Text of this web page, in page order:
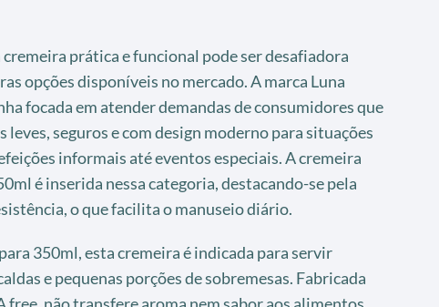
cremeira prática e funcional pode ser desafiadora
opções disponíveis no mercado. A marca Luna
focada em atender demandas de consumidores que
leves, seguros e com design moderno para situações
informais até eventos especiais. A cremeira
é inserida nessa categoria, destacando-se pela
o que facilita o manuseio diário.
350ml, esta cremeira é indicada para servir
e pequenas porções de sobremesas. Fabricada